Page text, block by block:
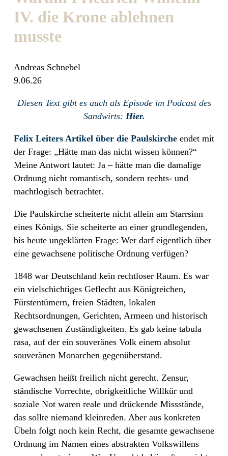
IV. die Krone ablehnen
musste
Andreas Schnebel
9.06.26
Diesen Text gibt es auch als Episode im Podcast des
Sandwirts: Hier.
Felix Leiters Artikel über die Paulskirche endet mit
der Frage: „Hätte man das nicht wissen können?“
Meine Antwort lautet: Ja – hätte man die damalige
Ordnung nicht romantisch, sondern rechts- und
machtlogisch betrachtet.
Die Paulskirche scheiterte nicht allein am Starrsinn
eines Königs. Sie scheiterte an einer grundlegenden,
bis heute ungeklärten Frage: Wer darf eigentlich über
eine gewachsene politische Ordnung verfügen?
1848 war Deutschland kein rechtloser Raum. Es war
ein vielschichtiges Geflecht aus Königreichen,
Fürstentümern, freien Städten, lokalen
Rechtsordnungen, Gerichten, Armeen und historisch
gewachsenen Zuständigkeiten. Es gab keine tabula
rasa, auf der ein souveränes Volk einem absolut
souveränen Monarchen gegenüberstand.
Gewachsen heißt freilich nicht gerecht. Zensur,
ständische Vorrechte, obrigkeitliche Willkür und
soziale Not waren reale und drückende Missstände,
das sollte niemand kleinreden. Aber aus konkreten
Übeln folgt noch kein Recht, die gesamte gewachsene
Ordnung im Namen eines abstrakten Volkswillens